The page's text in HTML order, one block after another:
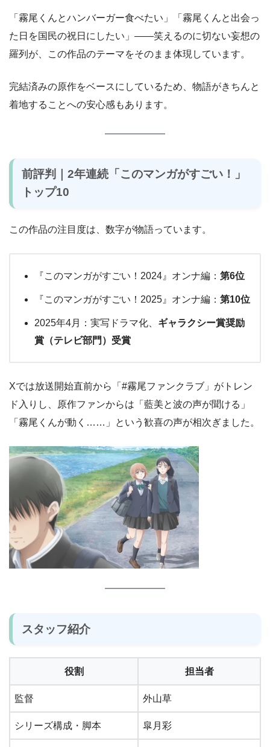
「霧尾くんとハンバーガー食べたい」「霧尾くんと出会っ
た日を国民の祝日にしたい」——笑えるのに切ない妄想の
羅列が、この作品のテーマをそのまま体現しています。
完結済みの原作をベースにしているため、物語がきちんと
着地することへの安心感もあります。
前評判｜2年連続「このマンガがすごい！」
トップ10
この作品の注目度は、数字が物語っています。
『このマンガがすごい！2024』オンナ編： 第6位
『このマンガがすごい！2025』オンナ編： 第10位
2025年4月：実写ドラマ化、 ギャラクシー賞奨励
賞（テレビ部門）受賞
Xでは放送開始直前から「#霧尾ファンクラブ」がトレン
ド入りし、原作ファンからは「藍美と波の声が聞ける」
「霧尾くんが動く……」という歓喜の声が相次ぎました。
スタッフ紹介
役割 担当者
監督 外山草
シリーズ構成・脚本 皐月彩